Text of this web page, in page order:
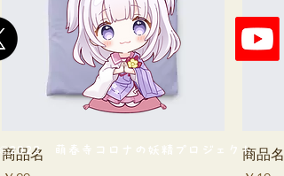
商品名
商品名
©2022 萌春寺コロナの妖精プロジェクト